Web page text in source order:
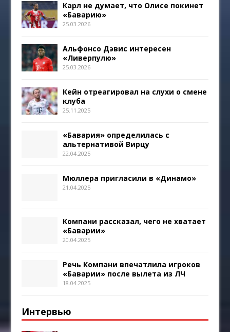
Карл не думает, что Олисе покинет
«Баварию»
25.03.2026
Альфонсо Дэвис интересен
«Ливерпулю»
25.03.2026
Кейн отреагировал на слухи о смене
клуба
25.11.2025
«Бавария» определилась с
альтернативой Вирцу
22.04.2025
Мюллера пригласили в «Динамо»
21.04.2025
Компани рассказал, чего не хватает
«Баварии»
20.04.2025
Речь Компани впечатлила игроков
«Баварии» после вылета из ЛЧ
18.04.2025
Интервью